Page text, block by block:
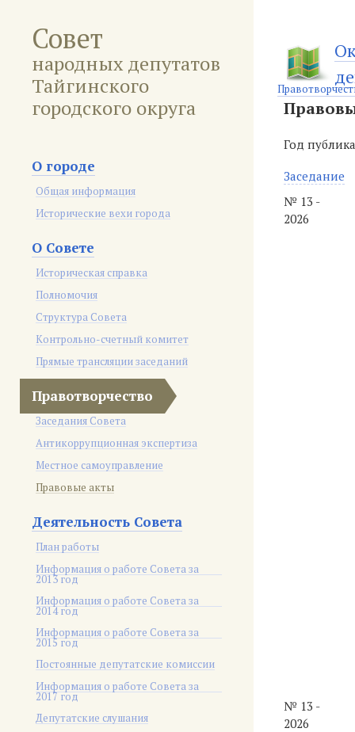
Совет
народных депутатов
Тайгинского
городского округа
О городе
Общая информация
Исторические вехи города
О Совете
Историческая справка
Полномочия
Структура Совета
Контрольно-счетный комитет
Прямые трансляции заседаний
Правотворчество
Заседания Совета
Антикоррупционная экспертиза
Местное самоуправление
Правовые акты
Деятельность Совета
План работы
Информация о работе Совета за
2013 год
Информация о работе Совета за
2014 год
Информация о работе Совета за
2015 год
Постоянные депутатские комиссии
Информация о работе Совета за
2017 год
Депутатские слушания
Год
Заседание
№ 13 -
2026
№ 13 -
2026